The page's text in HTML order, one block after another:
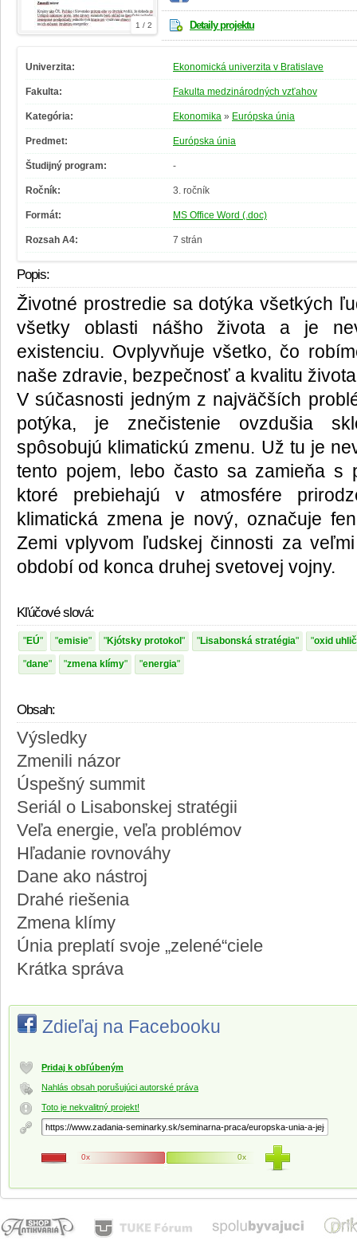
1 / 2 Detaily projektu
Univerzita: Ekonomická univerzita v Bratislave
Fakulta: Fakulta medzinárodných vzťahov
Kategória: Ekonomika » Európska únia
Predmet: Európska únia
Študijný program: -
Ročník: 3. ročník
Formát: MS Office Word (.doc)
Rozsah A4: 7 strán
Popis:
Životné prostredie sa dotýka všetkých
všetky oblasti nášho života a je
existenciu. Ovplyvňuje všetko, čo
naše zdravie, bezpečnosť a kvalitu
V súčasnosti jedným z najväčších
potýka, je znečistenie ovzdušia
spôsobujú klimatickú zmenu. Už tu je
tento pojem, lebo často sa zamieňa s
ktoré prebiehajú v atmosfére
klimatická zmena je nový, označuje
Zemi vplyvom ľudskej činnosti za
období od konca druhej svetovej vojny.
Kľúčové slová:
EÚ emisie Kjótsky protokol Lisabonská stratégia oxid
dane zmena klímy energia
Obsah:
Výsledky
Zmenili názor
Úspešný summit
Seriál o Lisabonskej stratégii
Veľa energie, veľa problémov
Hľadanie rovnováhy
Dane ako nástroj
Drahé riešenia
Zmena klímy
Únia preplatí svoje „zelené“ciele
Krátka správa
Zdieľaj na Facebooku
Pridaj k obľúbeným
Nahlás obsah porušujúci autorské práva
Toto je nekvalitný projekt!
0x 0x